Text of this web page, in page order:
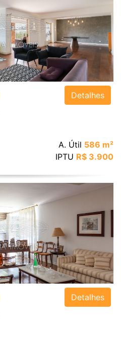
Detalhes
A. Útil 586 m²
IPTU R$ 3.900
Detalhes